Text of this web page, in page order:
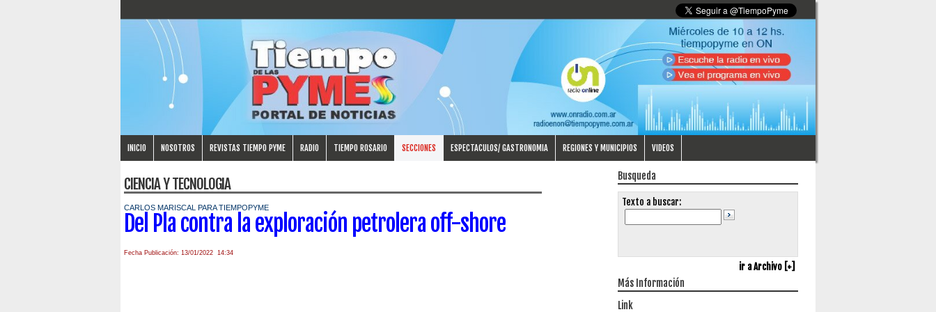
INICIO NOSOTROS REVISTAS TIEMPO PYME RADIO TIEMPO ROSARIO SECCIONES ESPECTACULOS/ GASTRONOMIA REGIONES Y MUNICIPIOS VIDEOS
CIENCIA Y TECNOLOGIA
CARLOS MARISCAL PARA TIEMPOPYME
Del Pla contra la exploración petrolera off-shore
Fecha Publicación: 13/01/2022 14:34
Busqueda
Texto a buscar:
ir a Archivo [+]
Más Información
Link